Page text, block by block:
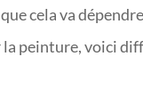
cela va
la peinture, voici